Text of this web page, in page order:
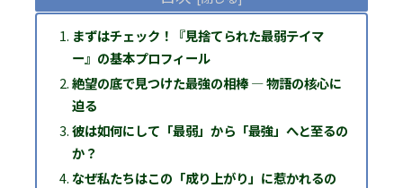
まずはチェック！『見捨てられた最弱テイマ
ー』の基本プロフィール
絶望の底で見つけた最強の相棒 ― 物語の核心に
迫る
彼は如何にして「最弱」から「最強」へと至るの
か？
なぜ私たちはこの「成り上がり」に惹かれるの